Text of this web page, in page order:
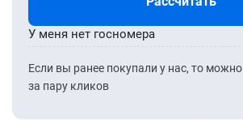
Если вы ранее покупали у нас, то можно
за пару кликов
У меня нет госномера